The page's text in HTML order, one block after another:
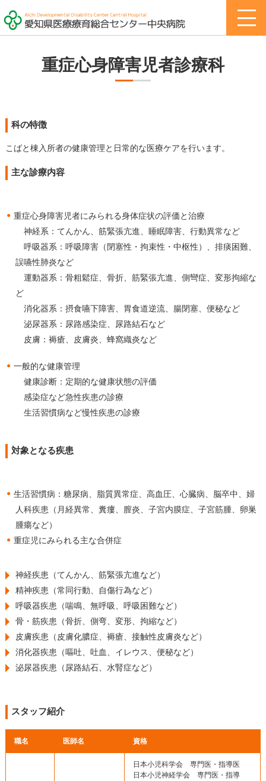
愛知県医療療育総合センター中央病院
重症心身障害児者診療科
科の特徴
こばと棟入所者の健康管理と日常的な医療ケアを行います。
主な診療内容
重症心身障害児者にみられる身体症状の評価と治療
神経系：てんかん、筋緊張亢進、睡眠障害、行動異常など
呼吸器系：呼吸障害（閉塞性・拘束性・中枢性）、排痰困難、
誤嚥性肺炎など
運動器系：骨粗鬆症、骨折、筋緊張亢進、側彎症、変形拘縮な
ど
消化器系：摂食嚥下障害、胃食道逆流、腸閉塞、便秘など
泌尿器系：尿路感染症、尿路結石など
皮膚：褥瘡、皮膚炎、蜂窩織炎など
一般的な健康管理
健康診断：定期的な健康状態の評価
感染症など急性疾患の診療
生活習慣病など慢性疾患の診療
対象となる疾患
生活習慣病：糖尿病、脂質異常症、高血圧、心臓病、脳卒中、婦
人科疾患（月経異常、糞瘻、膣炎、子宮内膜症、子宮筋腫、卵巣
腫瘍など）
重症児にみられる主な合併症
神経疾患（てんかん、筋緊張亢進など）
精神疾患（常同行動、自傷行為など）
呼吸器疾患（喘鳴、無呼吸、呼吸困難など）
骨・筋疾患（骨折、側弯、変形、拘縮など）
皮膚疾患（皮膚化膿症、褥瘡、接触性皮膚炎など）
消化器疾患（嘔吐、吐血、イレウス、便秘など）
泌尿器疾患（尿路結石、水腎症など）
スタッフ紹介
職名 医師名 資格
日本小児科学会 専門医・指導医
日本小児神経学会 専門医・指導